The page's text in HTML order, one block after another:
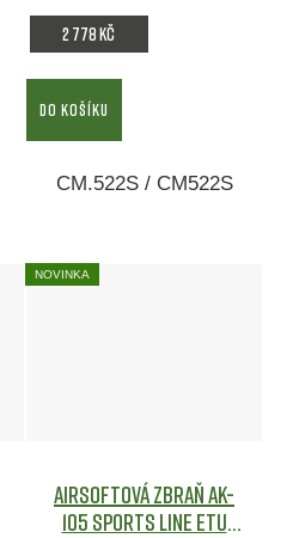
2 778 Kč
DO KOŠÍKU
CM.522S / CM522S
NOVINKA
Airsoftová zbraň AK-
105 Sports Line ETU